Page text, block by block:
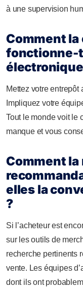
à une supervision
Comment
fonctionne-
Mettez votre entrepôt
Impliquez votre
Tout le monde voit le
manque et vous
Comment la
elles la
?
Si l’acheteur est
sur les outils de
recherche pertinents
vente. Les équipes
dont ils ont